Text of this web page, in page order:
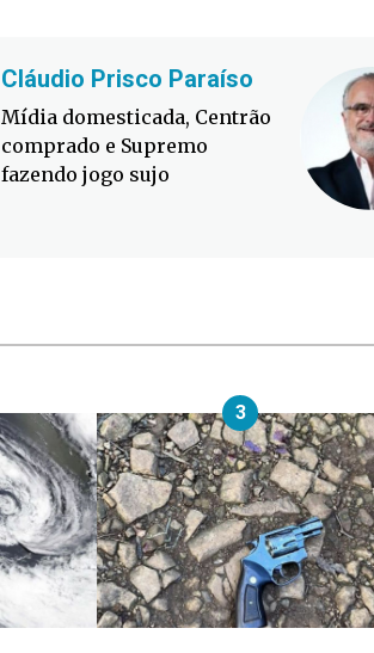
Cláudio Prisco Paraíso
Mídia domesticada, Centrão
comprado e Supremo
fazendo jogo sujo
3